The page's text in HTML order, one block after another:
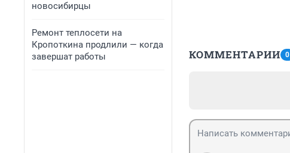
новосибирцы
Ремонт теплосети на
Кропоткина продлили — когда
завершат работы
КОММЕНТАРИИ 0